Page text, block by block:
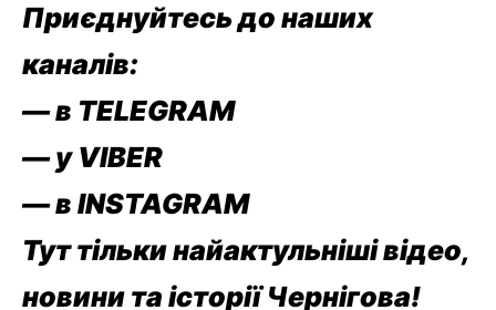
Приєднуйтесь до наших
каналів:
— в TELEGRAM
— у VIBER
— в INSTAGRAM
Тут тільки найактульніші відео,
новини та історії Чернігова!